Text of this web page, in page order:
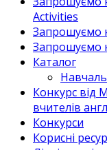
Activities
Запрошуємо
Запрошуємо
Каталог
Конкурс від
вчителів
Конкурси
Корисні